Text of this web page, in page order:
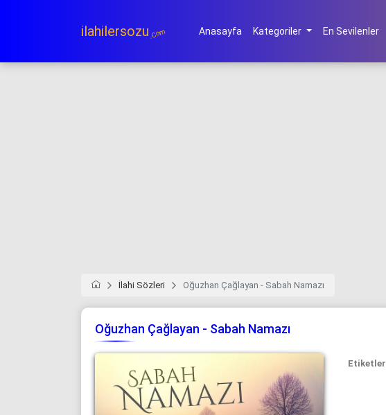
ilahilersozu.Com Anasayfa Kategoriler En Sevilenler
İlahi Sözleri Oğuzhan Çağlayan - Sabah Namazı
Oğuzhan Çağlayan - Sabah Namazı
Etiketler